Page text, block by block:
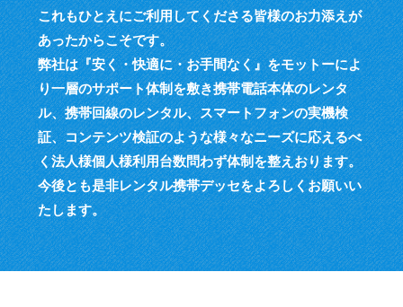
これもひとえにご利用してくださる皆様のお力添えが
あったからこそです。
弊社は『安く・快適に・お手間なく』をモットーによ
り一層のサポート体制を敷き携帯電話本体のレンタ
ル、携帯回線のレンタル、スマートフォンの実機検
証、コンテンツ検証のような様々なニーズに応えるべ
く法人様個人様利用台数問わず体制を整えおります。
今後とも是非レンタル携帯デッセをよろしくお願いい
たします。